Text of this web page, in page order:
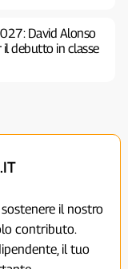
David Alonso
debutto in classe
il nostro
contributo.
il tuo